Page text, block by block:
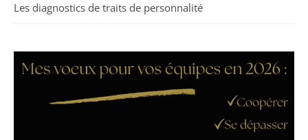
Les diagnostics de traits de personnalité